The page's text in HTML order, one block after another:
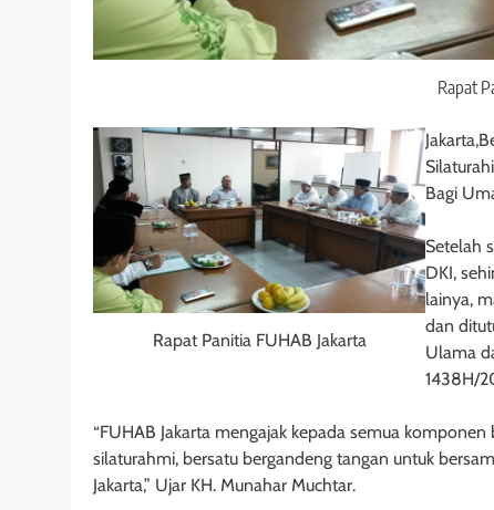
Rapat
Rapat Panitia FUHAB Jakarta
Bagi
Setelah
DKI,
lainya,
dan
Ulama
1438H/
“FUHAB Jakarta mengajak kepada semua
silaturahmi, bersatu bergandeng tangan untuk
Jakarta,” Ujar KH. Munahar Muchtar.